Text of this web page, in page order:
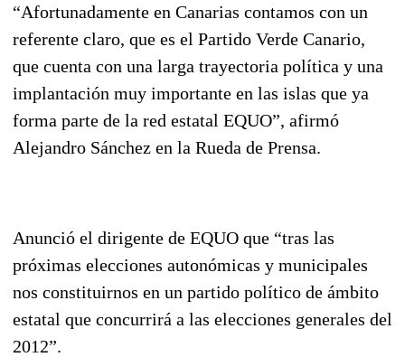
“Afortunadamente en Canarias contamos con un
referente claro, que es el Partido Verde Canario,
que cuenta con una larga trayectoria política y una
implantación muy importante en las islas que ya
forma parte de la red estatal EQUO”, afirmó
Alejandro Sánchez en la Rueda de Prensa.
Anunció el dirigente de EQUO que “tras las
próximas elecciones autonómicas y municipales
nos constituirnos en un partido político de ámbito
estatal que concurrirá a las elecciones generales del
2012”.